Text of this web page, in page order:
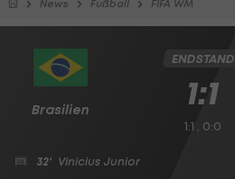
News Fußball FIFA WM
Brasilien
ENDSTAND
1:1
1:1 , 0:0
32' Vinicius Junior